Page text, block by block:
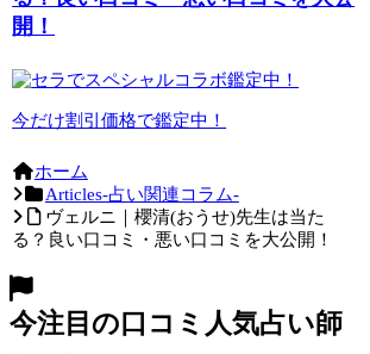
開！
今だけ割引価格で鑑定中！
ホーム
Articles-占い関連コラム-
ヴェルニ｜櫻清(おうせ)先生は当た
る？良い口コミ・悪い口コミを大公開！
今注目の口コミ人気占い師